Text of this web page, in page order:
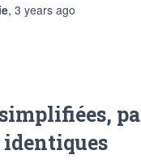
, 3 years ago
identiques